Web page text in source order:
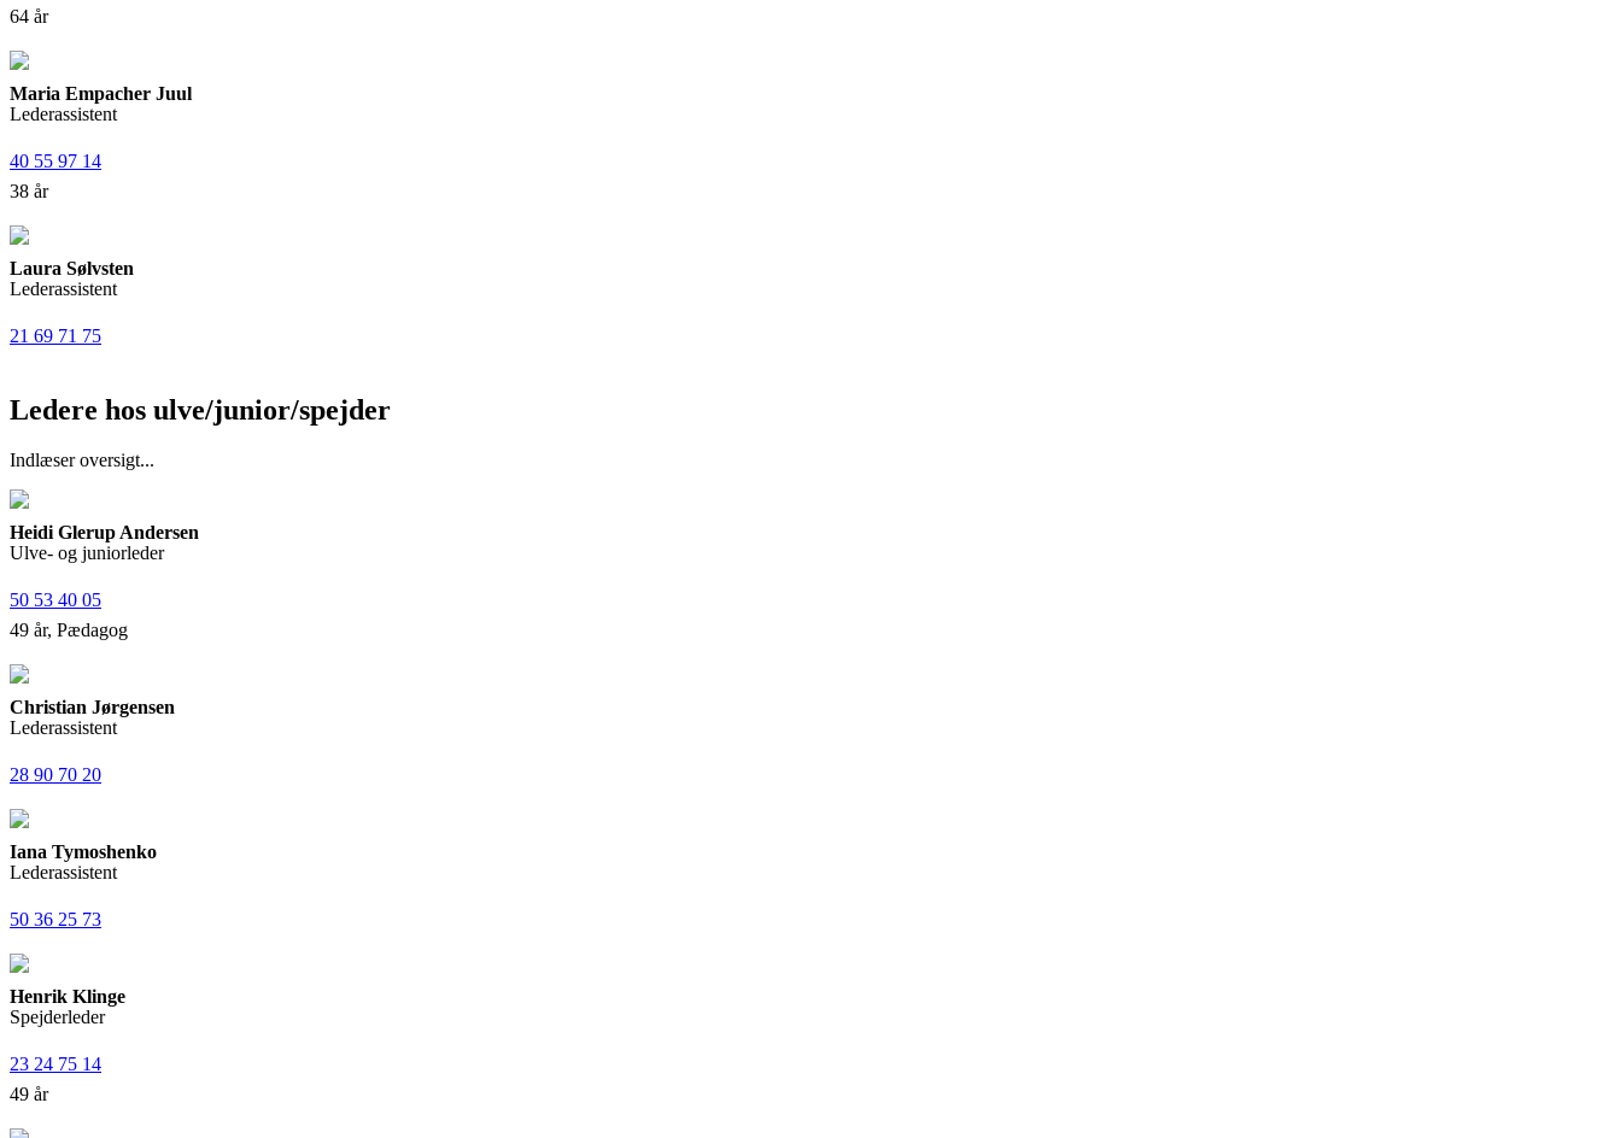
64 år
Maria Empacher Juul
Lederassistent
40 55 97 14
38 år
Laura Sølvsten
Lederassistent
21 69 71 75
Ledere hos ulve/junior/spejder
Indlæser oversigt...
Heidi Glerup Andersen
Ulve- og juniorleder
50 53 40 05
49 år, Pædagog
Christian Jørgensen
Lederassistent
28 90 70 20
Iana Tymoshenko
Lederassistent
50 36 25 73
Henrik Klinge
Spejderleder
23 24 75 14
49 år